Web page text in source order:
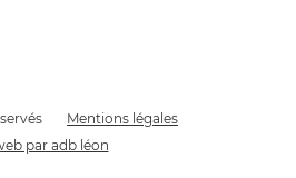
Mentions légales
par adb léon